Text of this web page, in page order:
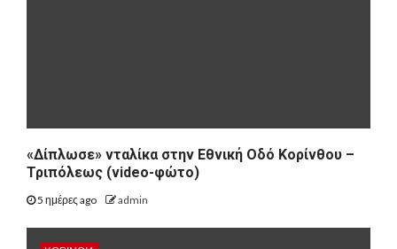
«Δίπλωσε» νταλίκα στην Εθνική Oδό Κορίνθου –
Τριπόλεως (video-φώτο)
5 ημέρες ago admin